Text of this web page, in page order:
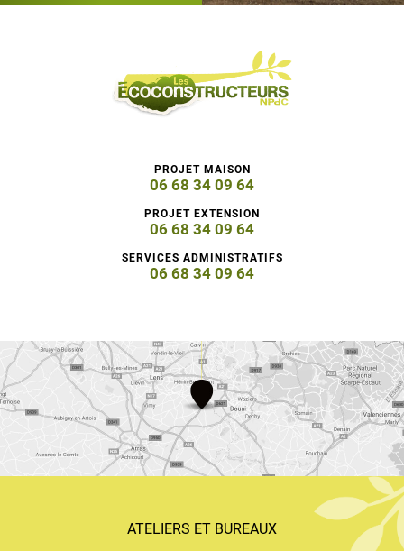
PROJET MAISON
06 68 34 09 64
PROJET EXTENSION
06 68 34 09 64
SERVICES ADMINISTRATIFS
06 68 34 09 64
ATELIERS ET BUREAUX